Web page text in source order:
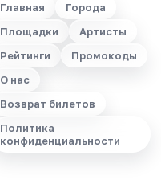
Главная
Города
Площадки
Артисты
Рейтинги
Промокоды
О нас
Возврат билетов
Политика
конфиденциальности